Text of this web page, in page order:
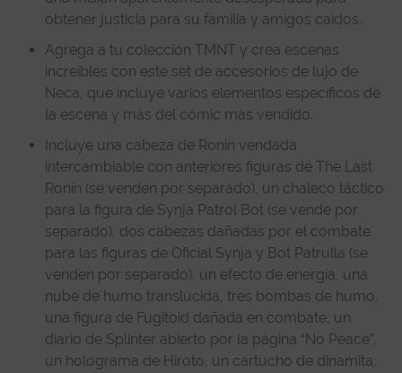
obtener justicia para su familia y amigos caídos.
Agrega a tu colección TMNT y crea escenas
increíbles con este set de accesorios de lujo de
Neca, que incluye varios elementos específicos de
la escena y más del cómic más vendido.
Incluye una cabeza de Ronin vendada
intercambiable con anteriores figuras de The Last
Ronin (se venden por separado), un chaleco táctico
para la figura de Synja Patrol Bot (se vende por
separado), dos cabezas dañadas por el combate
para las figuras de Oficial Synja y Bot Patrulla (se
venden por separado), un efecto de energía, una
nube de humo translúcida, tres bombas de humo,
una figura de Fugitoid dañada en combate, un
diario de Splinter abierto por la página “No Peace”,
un holograma de Hiroto, un cartucho de dinamita,